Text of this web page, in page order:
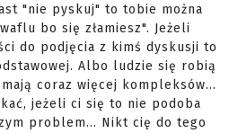
"nie pyskuj" to tobie można
bo się złamiesz". Jeżeli
do podjęcia z kimś dyskusji to
Albo ludzie się robią
coraz więcej kompleksów...
jeżeli ci się to nie podoba
problem... Nikt cię do tego